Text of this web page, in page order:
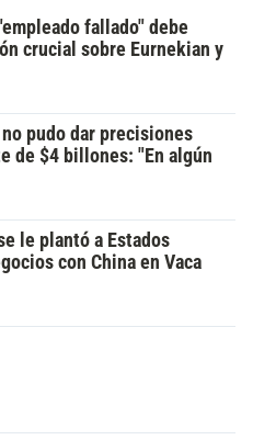
fallado" debe
crucial sobre Eurnekian y
pudo dar precisiones
de $4 billones: "En algún
le plantó a Estados
con China en Vaca